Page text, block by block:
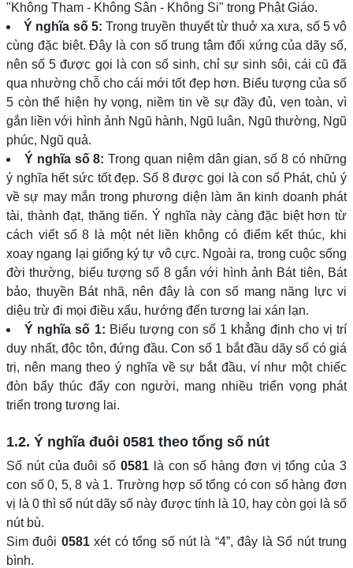
"Không Tham - Không Sân - Không Si" trong Phật Giáo.
Ý nghĩa số 5: Trong truyền thuyết từ thuở xa xưa, số 5 vô
cùng đặc biệt. Đây là con số trung tâm đối xứng của dãy số,
nên số 5 được gọi là con số sinh, chỉ sự sinh sôi, cái cũ đã
qua nhường chỗ cho cái mới tốt đẹp hơn. Biểu tượng của số
5 còn thể hiện hy vọng, niềm tin về sự đầy đủ, vẹn toàn, vì
gắn liền với hình ảnh Ngũ hành, Ngũ luân, Ngũ thường, Ngũ
phúc, Ngũ quả.
Ý nghĩa số 8: Trong quan niệm dân gian, số 8 có những
ý nghĩa hết sức tốt đẹp. Số 8 được gọi là con số Phát, chủ ý
về sự may mắn trong phương diện làm ăn kinh doanh phát
tài, thành đạt, thăng tiến. Ý nghĩa này càng đặc biệt hơn từ
cách viết số 8 là một nét liền không có điểm kết thúc, khi
xoay ngang lại giống ký tự vô cực. Ngoài ra, trong cuộc sống
đời thường, biểu tượng số 8 gắn với hình ảnh Bát tiên, Bát
bảo, thuyền Bát nhã, nên đây là con số mang năng lực vi
diệu trừ đi mọi điều xấu, hướng đến tương lai xán lạn.
Ý nghĩa số 1: Biểu tượng con số 1 khẳng định cho vị trí
duy nhất, độc tôn, đứng đầu. Con số 1 bắt đầu dãy số có giá
trị, nên mang theo ý nghĩa về sự bắt đầu, ví như một chiếc
đòn bẩy thúc đẩy con người, mang nhiều triển vọng phát
triển trong tương lai.
1.2. Ý nghĩa đuôi 0581 theo tổng số nút
Số nút của đuôi số 0581là con số hàng đơn vị tổng của 3
con số 0, 5, 8 và 1. Trường hợp số tổng có con số hàng đơn
vị là 0 thì số nút dãy số này được tính là 10, hay còn gọi là số
nút bù.
Sim đuôi 0581xét có tổng số nút là “4”, đây là Số nút trung
bình.